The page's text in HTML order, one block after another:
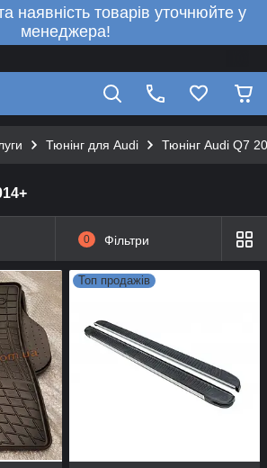
наявність товарів уточнюйте у
менеджера!
Тюнінг для Audi Тюнінг Audi Q7
0 Фільтри
Топ продажів